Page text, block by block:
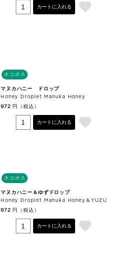
カートに入れる
ネコポス
マヌカハニー ドロップ
Honey Droplet Manuka Honey
972 円（税込）
カートに入れる
ネコポス
マヌカハニー＆ゆずドロップ
Honey Droplet Manuka Honey＆YUZU
972 円（税込）
カートに入れる